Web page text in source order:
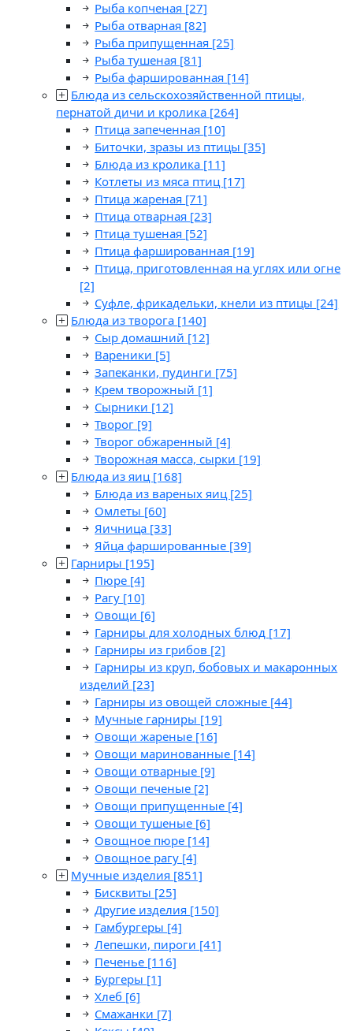
Рыба копченая [27]
Рыба отварная [82]
Рыба припущенная [25]
Рыба тушеная [81]
Рыба фаршированная [14]
Блюда из сельскохозяйственной птицы,
пернатой дичи и кролика [264]
Птица запеченная [10]
Биточки, зразы из птицы [35]
Блюда из кролика [11]
Котлеты из мяса птиц [17]
Птица жареная [71]
Птица отварная [23]
Птица тушеная [52]
Птица фаршированная [19]
Птица, приготовленная на углях или огне
[2]
Суфле, фрикадельки, кнели из птицы [24]
Блюда из творога [140]
Сыр домашний [12]
Вареники [5]
Запеканки, пудинги [75]
Крем творожный [1]
Сырники [12]
Творог [9]
Творог обжаренный [4]
Творожная масса, сырки [19]
Блюда из яиц [168]
Блюда из вареных яиц [25]
Омлеты [60]
Яичница [33]
Яйца фаршированные [39]
Гарниры [195]
Пюре [4]
Рагу [10]
Овощи [6]
Гарниры для холодных блюд [17]
Гарниры из грибов [2]
Гарниры из круп, бобовых и макаронных
изделий [23]
Гарниры из овощей сложные [44]
Мучные гарниры [19]
Овощи жареные [16]
Овощи маринованные [14]
Овощи отварные [9]
Овощи печеные [2]
Овощи припущенные [4]
Овощи тушеные [6]
Овощное пюре [14]
Овощное рагу [4]
Мучные изделия [851]
Бисквиты [25]
Другие изделия [150]
Гамбургеры [4]
Лепешки, пироги [41]
Печенье [116]
Бургеры [1]
Хлеб [6]
Смажанки [7]